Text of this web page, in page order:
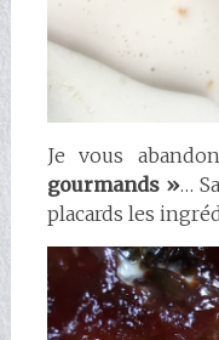
Je vous
gourmands »…
placards les